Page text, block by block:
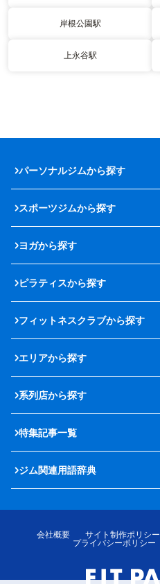
岸根公園駅
上永谷駅
パーソナルジムから探す
スポーツジムから探す
ヨガから探す
ピラティスから探す
フィットネスクラブから探す
エリアから探す
系列店から探す
特集記事一覧
ジム関連用語辞典
会社概要 サイト制作ポリシー
プライバシーポリシー